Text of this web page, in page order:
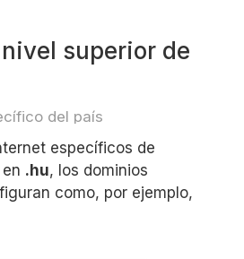
superior de
del país
específicos de
.hu, los dominios
como, por ejemplo,